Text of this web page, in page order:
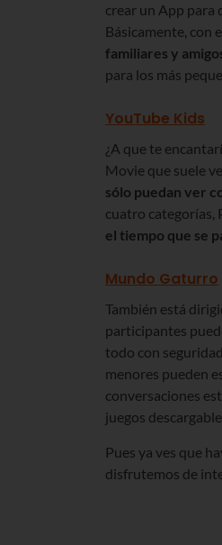
crear un App para
Básicamente, con
familiares y
para los más
YouTube Kids
¿A que te
Movie que suele
sólo puedan ver
cuatro categorías,
el tiempo que se
Mundo Gaturro
También está
participantes
todo con
menores pueden
conversaciones
juegos
Pues ya ves que
disfrutemos de